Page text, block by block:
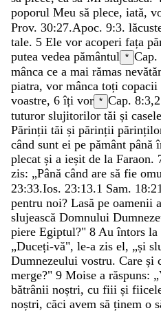
poporul Meu să plece, iată,
Prov. 30:27.Apoc. 9:3.
tale. 5 Ele vor acoperi fața
putea vedea pământul * Cap.
mânca ce a mai rămas
piatra, vor mânca toți copacii
voastre, 6 îți vor * Cap.
tuturor slujitorilor tăi și casele
Părinții tăi și părinții
când sunt ei pe pământ până
plecat și a ieșit de la Faraon.
zis: „Până când are să fie
23:33.Ios. 23:13.1 Sam. 18:21
pentru noi? Lasă pe oamenii
slujească Domnului
piere Egiptul?" 8 Auîntors la
„Duceți-vă", le-a zis el, „și
Dumnezeului vostru. Care și
merge?" 9 Moise a răspuns: „
bătrânii noștri, cu fiii și
noștri, căci avem să ținem o